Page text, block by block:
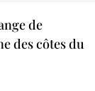
de
des côtes du